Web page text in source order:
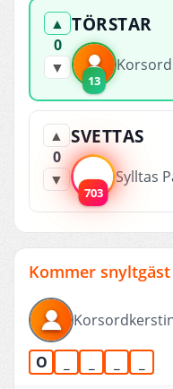
▲
0
▼
TÖRSTAR
13
▲
0
▼
SVETTAS
703
Sylltas
Kommer
O